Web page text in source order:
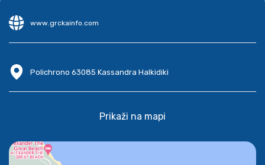
www.grckainfo.com
Polichrono 63085 Kassandra Halkidiki
Prikaži na mapi